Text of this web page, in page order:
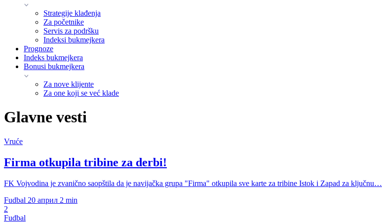
Strategije klađenja
Za početnike
Servis za podršku
Indeksi bukmejkera
Prognoze
Indeks bukmejkera
Bonusi bukmejkera
Za nove klijente
Za one koji se već klade
Glavne vesti
Vruće
Firma otkupila tribine za derbi!
FK Vojvodina je zvanično saopštila da je navijačka grupa "Firma" otkupila sve karte za tribine Istok i Zapad za ključnu…
Fudbal 20 април 2 min
2
Fudbal